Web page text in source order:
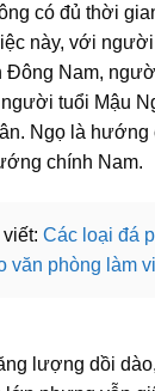
có đủ thời
này, với
Nam,
tuổi Mậu
Ngọ là
chính Nam.
Các loại đá
văn phòng làm
lượng dồi